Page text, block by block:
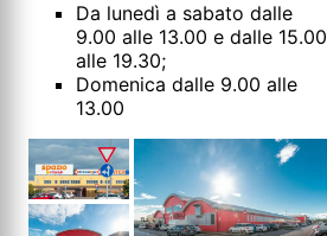
Da lunedì a sabato dalle
9.00 alle 13.00 e dalle 15.00
alle 19.30;
Domenica dalle 9.00 alle
13.00